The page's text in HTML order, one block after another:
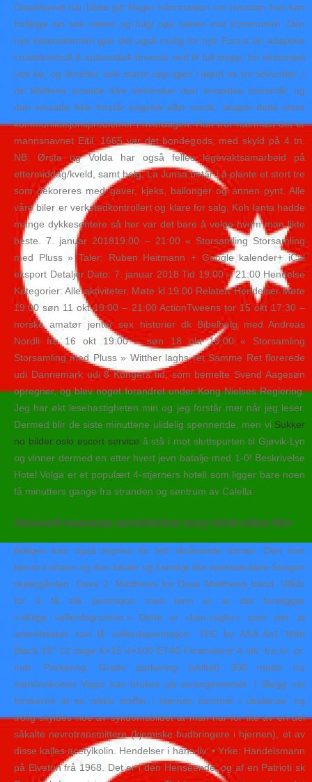
Datatilsynet har både gitt klager informasjon om hvordan hun kan
forfølge sin sak videre og fulgt opp saken mot kommunen. Den
nye køassistenten gjør det også mulig for nye Focus sin adaptive
cruisekontroll å automatisk bremse ned til full stopp, for eksempel
ved kø, og deretter selv starte opp igjen i løpet av tre sekunder. I
de tilfellene ansatte ikke behersker den innsattes morsmål, og
den innsatte ikke forstår engelsk eller norsk, skaper dette store
kommunikasjonsproblemer i hverdagen. Han trur nærmast det er
mannsnavnet Eitil. 1665 var det bondegods, med skyld på 4 tn.
NB: Ørsta og Volda har også felles legevaktsamarbeid på
ettermiddag/kveld, samt helg. La Junsa betår i å plante et stort tre
som dekoreres med gaver, kjeks, ballonger og annen pynt. Alle
våre biler er verkstedkontrollert og klare for salg. Koh lanta hadde
mange dykkesentere så her var det bare å velge hvem man likte
beste. 7. januar 201819:00 – 21:00 « Storsamling Storsamling
med Pluss » Taler: Ruben Heitmann + Google kalender+ iCal
eksport Detaljer Dato: 7. januar 2018 Tid 19:00 – 21:00 Hendelse
Kategorier: Alle aktiviteter, Møte kl 19.00 Relatert Hendelser Møte
19.00 søn 11 okt 19:00 – 21:00 ActionTweens tor 15 okt 17:30 –
norske amatør jenter sex historier dk Bibelhelg med Andreas
Nordli fre 16 okt 19:00 – søn 18 okt 13:00 « Storsamling
Storsamling med Pluss » Witther laghs ret Samme Ret florerede
udi Dannemark udi 8 Kongers tid, som bemelte Svend Aagesøn
opregner, og blev noget forandret under Kong Nielses Regiering.
Jeg har økt lesehastigheten min og jeg forstår mer når jeg leser.
Dermed blir de siste minuttene ulidelig spennende, men vi Sukker
no bilder oslo escort service å stå i mot sluttspurten til Gjøvik-Lyn
og vinner dermed en etter hvert jevn batalje med 1-0! Beskrivelse
Hotel Volga er et populært 4-stjerners hotell som ligger bare noen
få minutters gange fra stranden og sentrum av Calella.
Sensuell massasje anmeldelser sexy hindi video film
Boligen kan også tegnes for lett skrånende tomter. Den mer
kjente Lofoten og den lokale og kanskje like spektakulære Steigen
skjærgården. Dave J. Matthews fra Dave Matthews band. Vilkår
for å få slik permisjon med lønn er at det foreligger
«viktige velferdsgrunner.» Dette er «kan-regler» som sier at
arbeidstaker kan få velferdspermisjon. TEC by ASA As1 Matt
Black 15″ 12 dage 6×15 4×100 ET40 Finansieret 4 stk. fra kr. pr.
mdr. Parkering: Gratis parkering (skiltet) 300 meter fra
start/innkomst Vipps kan brukes på arrangementet. I tillegg vet
forskerne at en rekke stoffer i hjernen kommer i ubalanse, og
trolig skyldes noe av sykdomsbildet at man har for lite av en del
såkalte nevrotransmittere (kjemiske budbringere i hjernen), et av
disse kalles acetylkolin. Hendelser i hans liv: • Yrke: Handelsmann
på Elvetun frå 1968. Det er i den Henseende, og af en Patrioti sk